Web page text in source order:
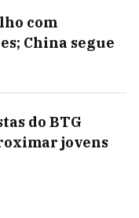
com
China segue
do BTG
jovens